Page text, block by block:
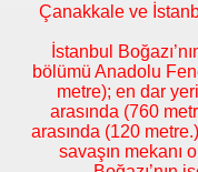
Çanakkale ve
İstanbul
bölümü Anadolu
metre); en dar
arasında (760
arasında (120
savaşın mekanı